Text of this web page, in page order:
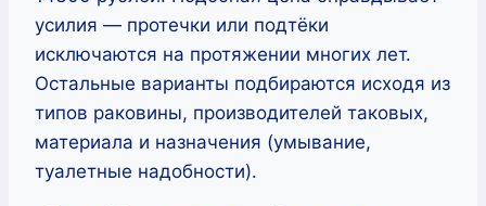
усилия — протечки или подтёки
исключаются на протяжении многих лет.
Остальные варианты подбираются исходя из
типов раковины, производителей таковых,
материала и назначения (умывание,
туалетные надобности).